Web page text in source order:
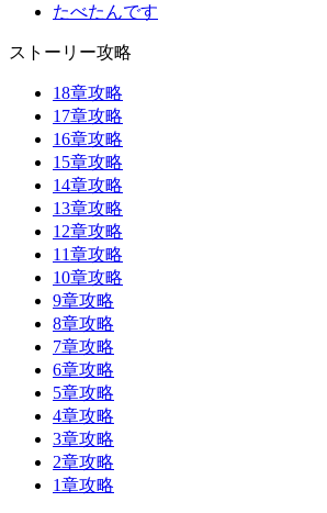
たべたんです
ストーリー攻略
18章攻略
17章攻略
16章攻略
15章攻略
14章攻略
13章攻略
12章攻略
11章攻略
10章攻略
9章攻略
8章攻略
7章攻略
6章攻略
5章攻略
4章攻略
3章攻略
2章攻略
1章攻略